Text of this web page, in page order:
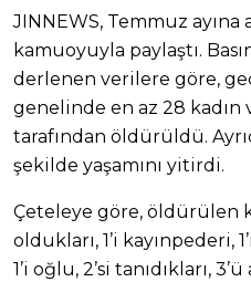
JINNEWS, Temmuz
kamuoyuyla paylaştı.
derlenen verilere göre,
genelinde en az 28
tarafından öldürüldü.
şekilde yaşamını yitirdi.
Çeteleye göre, öldürülen
oldukları, 1’i kayınpederi,
1’i oğlu, 2’si tanıdıkları, 3’ü